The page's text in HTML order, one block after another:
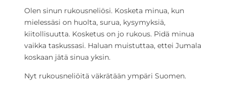
Olen sinun rukousneliösi. Kosketa minua, kun
mielessäsi on huolta, surua, kysymyksiä,
kiitollisuutta. Kosketus on jo rukous. Pidä minua
vaikka taskussasi. Haluan muistuttaa, ettei Jumala
koskaan jätä sinua yksin.
Nyt rukousneliöitä väkrätään ympäri Suomen.